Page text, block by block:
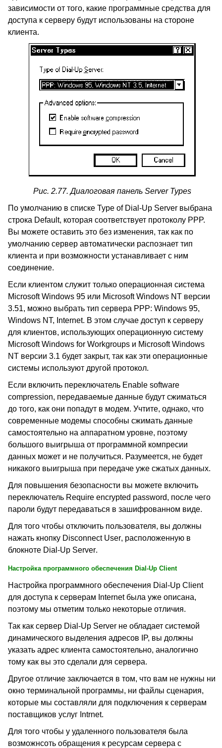
зависимости от того, какие программные средства для
доступа к серверу будут использованы на стороне
клиента.
Рис. 2.77. Диалоговая панель Server Types
По умолчанию в списке Type of Dial-Up Server выбрана
строка Default, которая соответствует протоколу PPP.
Вы можете оставить это без изменения, так как по
умолчанию сервер автоматически распознает тип
клиента и при возможности устанавливает с ним
соединение.
Если клиентом служит только операционная система
Microsoft Windows 95 или Microsoft Windows NT версии
3.51, можно выбрать тип сервера PPP: Windows 95,
Windows NT, Internet. В этом случае доступ к серверу
для клиентов, использующих операционную систему
Microsoft Windows for Workgroups и Microsoft Windows
NT версии 3.1 будет закрыт, так как эти операционные
системы используют другой протокол.
Если включить переключатель Enable software
compression, передаваемые данные будут сжиматься
до того, как они попадут в модем. Учтите, однако, что
современные модемы способны сжимать данные
самостоятельно на аппаратном уровне, поэтому
большого выигрыша от программной компресии
данных может и не получиться. Разумеется, не будет
никакого выигрыша при передаче уже сжатых данных.
Для повышения безопасности вы можете включить
переключатель Require encrypted password, после чего
пароли будут передаваться в зашифрованном виде.
Для того чтобы отключить пользователя, вы должны
нажать кнопку Disconnect User, расположенную в
блокноте Dial-Up Server.
Настройка программного обеспечения Dial-Up Client
Настройка программного обеспечения Dial-Up Client
для доступа к серверам Internet была уже описана,
поэтому мы отметим только некоторые отличия.
Так как сервер Dial-Up Server не обладает системой
динамического выделения адресов
IP, вы должны
указать адрес клиента самостоятельно, аналогично
тому как вы это сделали для сервера.
Другое отличие заключается в том, что вам не нужны ни
окно терминальной программы, ни файлы сценария,
которые мы составляли для подключения к серверам
поставщиков услуг Intrnet.
Для того чтобы у удаленного пользователя была
возможнсоть обращения к ресурсам сервера с